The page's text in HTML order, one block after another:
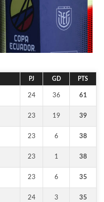
PJ GD PTS
24 36 61
23 19 39
23 6 38
23 1 38
23 6 35
24 3 35